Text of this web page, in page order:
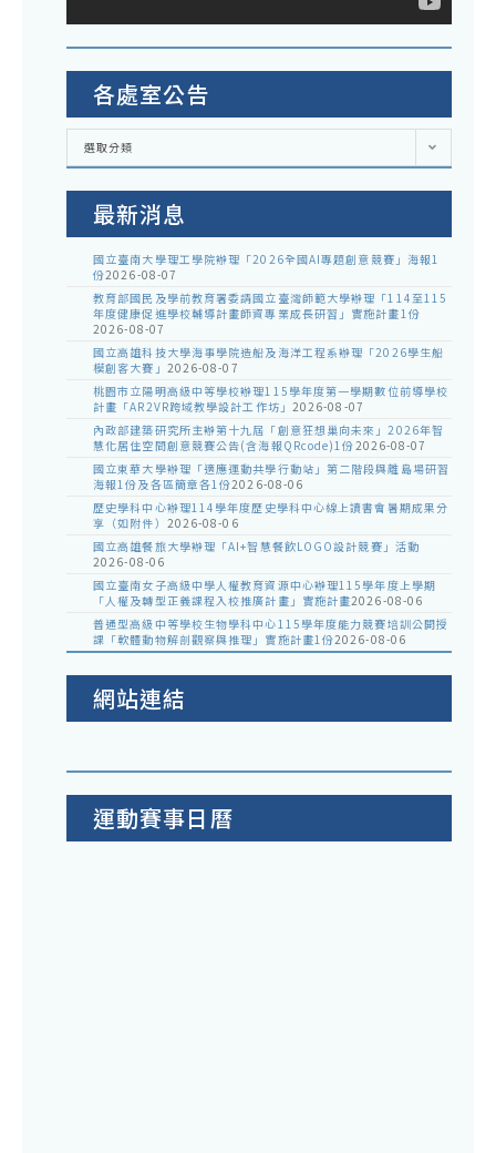
各處室公告
各
室
選取分類
最新消息
國立臺南大學理工學院辦理「2026全國AI專題創意競賽」海報1
份2026-08-07
教育部國民及學前教育署委請國立臺灣師範大學辦理「114至115
年度健康促進學校輔導計畫師資專業成長研習」實施計畫1份
2026-08-07
國立高雄科技大學海事學院造船及海洋工程系辦理「2026學生船
模創客大賽」 2026-08-07
桃園市立陽明高級中等學校辦理115學年度第一學期數位前導學校
計畫「AR2VR跨域教學設計工作坊」 2026-08-07
內政部建築研究所主辦第十九屆「創意狂想巢向未來」2026年智
慧化居住空間創意競賽公告(含海報QRcode)1份2026-08-07
國立東華大學辦理「適應運動共學行動站」第二階段與離島場研習
海報1份及各區簡章各1份2026-08-06
歷史學科中心辦理114學年度歷史學科中心線上讀書會暑期成果分
享（如附件） 2026-08-06
國立高雄餐旅大學辦理「AI+智慧餐飲LOGO設計競賽」活動
2026-08-06
國立臺南女子高級中學人權教育資源中心辦理115學年度上學期
「人權及轉型正義課程入校推廣計畫」實施計畫2026-08-06
普通型高級中等學校生物學科中心115學年度能力競賽培訓公開授
課「軟體動物解剖觀察與推理」實施計畫1份2026-08-06
網站連結
運動賽事日曆